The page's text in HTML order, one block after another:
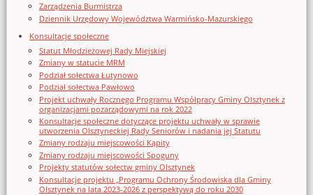
Zarządzenia Burmistrza
Dziennik Urzędowy Województwa Warmińsko-Mazurskiego
Konsultacje społeczne
Statut Młodzieżowej Rady Miejskiej
Zmiany w statucie MRM
Podział sołectwa Łutynowo
Podział sołectwa Pawłowo
Projekt uchwały Rocznego Programu Współpracy Gminy Olsztynek z
organizacjami pozarządowymi na rok 2022
Konsultacje społeczne dotyczące projektu uchwały w sprawie
utworzenia Olsztyneckiej Rady Seniorów i nadania jej Statutu
Zmiany rodzaju miejscowości Kąpity
Zmiany rodzaju miejscowości Spoguny
Projekty statutów sołectw gminy Olsztynek
Konsultacje projektu „Programu Ochrony Środowiska dla Gminy
Olsztynek na lata 2023-2026 z perspektywą do roku 2030